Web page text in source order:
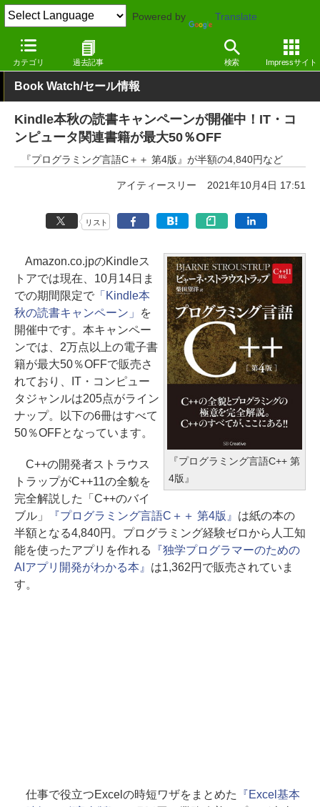
Powered by Translate
カテゴリ 過去記事 検索 Impressサイト
窓の杜 電子書籍・本 Kindle
Book Watch/セール情報
Kindle本秋の読書キャンペーンが開催中！IT・コ
ンピュータ関連書籍が最大50％OFF
『プログラミング言語C＋＋ 第4版』が半額の4,840円など
アイティースリー 2021年10月4日 17:51
リスト
『プログラミング言語C++ 第
4版』
Amazon.co.jpのKindleス
トアでは現在、10月14日ま
での期間限定で「Kindle本
秋の読書キャンペーン」
を
開催中です。本キャンペー
ンでは、2万点以上の電子書
籍が最大50％OFFで販売さ
れており、IT・コンピュー
タジャンルは205点がライン
ナップ。以下の6冊はすべて
50％OFFとなっています。
C++の開発者ストラウス
トラップがC++11の全貌を
完全解説した「C++のバイ
ブル」
『プログラミング言語C＋＋ 第4版』 は紙の本の
半額となる4,840円。プログラミング経験ゼロから人工知
能を使ったアプリを作れる
『独学プログラマーのための
AIアプリ開発がわかる本』 は1,362円で販売されていま
す。
仕事で役立つExcelの時短ワザをまとめた
『Excel基本